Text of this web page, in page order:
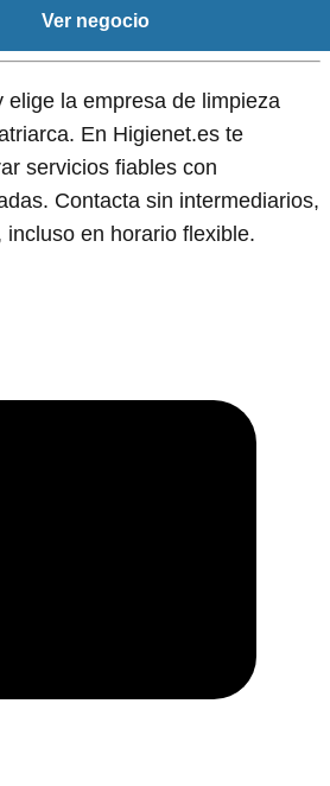
Ver negocio
elige la empresa de limpieza
En Higienet.es te
servicios fiables con
Contacta sin intermediarios,
en horario flexible.